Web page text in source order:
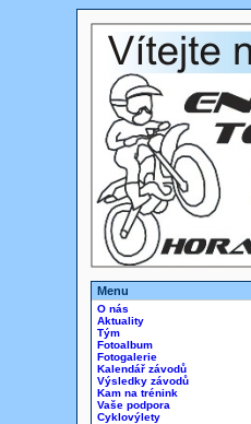
Menu
O nás
Aktuality
Tým
Fotoalbum
Fotogalerie
Kalendář závodů
Výsledky závodů
Kam na trénink
Vaše podpora
Cyklovýlety